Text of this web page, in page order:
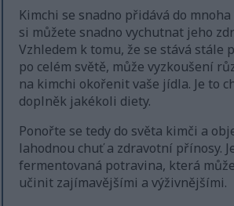
Kimchi se snadno přidává do
si můžete snadno vychutnat jeho
Vzhledem k tomu, že se stává stále
po celém světě, může vyzkoušení
na kimchi okořenit vaše jídla. Je to
doplněk jakékoli diety.
Ponořte se tedy do světa kimči a
lahodnou chuť a zdravotní přínosy.
fermentovaná potravina, která
učinit zajímavějšími a výživnějšími.